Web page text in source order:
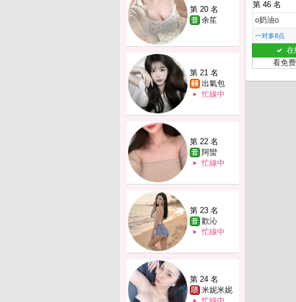
第 20 名
余笙
第 21 名
出氣包
忙線中
第 22 名
阿蠻
忙線中
第 23 名
歡沁
忙線中
第 24 名
米妮米妮
第 46 名
o奶油o
一对多8点
在
看免